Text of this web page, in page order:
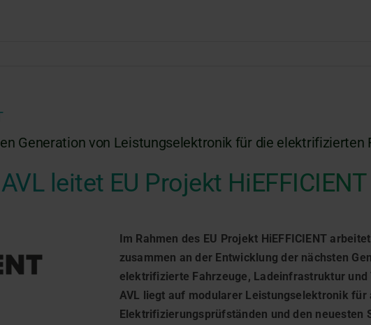
Generation von Leistungselektronik für die elektrifizierten
AVL leitet EU Projekt HiEFFICIENT
Im Rahmen des EU Projekt HiEFFICIENT
zusammen an der Entwicklung der nächsten
elektrifizierte Fahrzeuge, Ladeinfrastruktur und
AVL liegt auf modularer Leistungselektronik für
Elektrifizierungsprüfständen und den neuesten